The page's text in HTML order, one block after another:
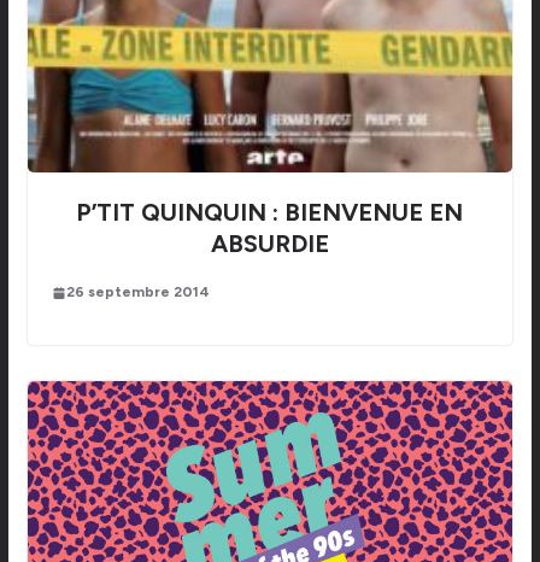
P’TIT QUINQUIN : BIENVENUE EN
ABSURDIE
26 septembre 2014